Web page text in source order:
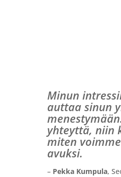
Minun
auttaa sinun
yhteyttä, niin
miten
avuksi.
– Pekka Kumpula,